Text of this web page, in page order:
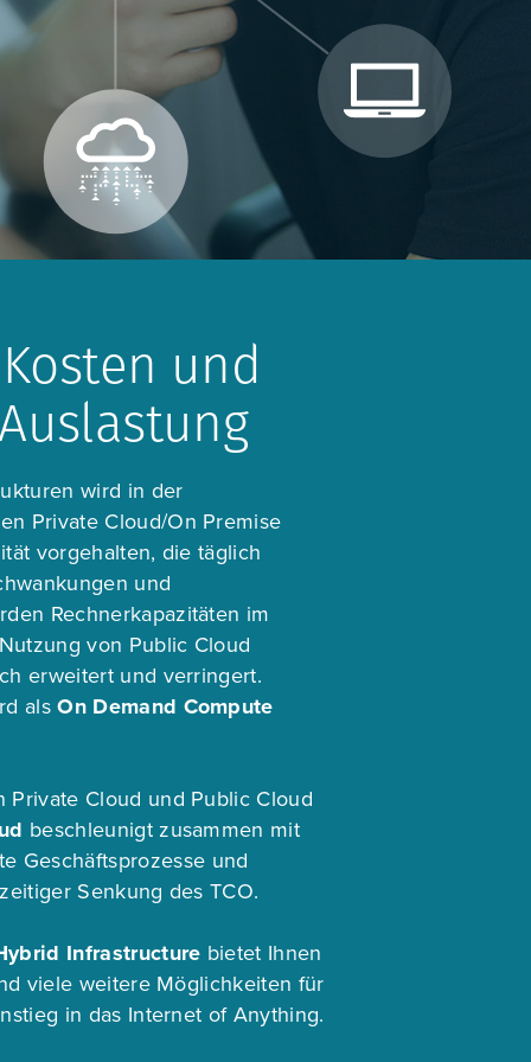
und
wird in der
Private Cloud/On Premise
vorgehalten, die täglich
und
Rechnerkapazitäten im
von Public Cloud
erweitert und verringert.
alsOn Demand Compute
Private Cloud und Public Cloud
beschleunigt zusammen mit
Geschäftsprozesse und
Senkung des TCO.
Infrastructure bietet Ihnen
viele weitere Möglichkeiten für
in das Internet of Anything.